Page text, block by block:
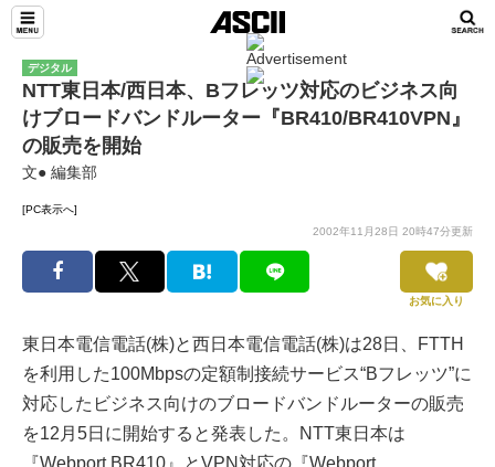
デジタル
NTT東日本/西日本、Bフレッツ対応のビジネス向
けブロードバンドルーター『BR410/BR410VPN』
の販売を開始
文● 編集部
[PC表示へ]
2002年11月28日 20時47分更新
お気に入り
東日本電信電話(株)と西日本電信電話(株)は28日、FTTH
を利用した100Mbpsの定額制接続サービス“Bフレッツ”に
対応したビジネス向けのブロードバンドルーターの販売
を12月5日に開始すると発表した。NTT東日本は
『Webport BR410』とVPN対応の『Webport